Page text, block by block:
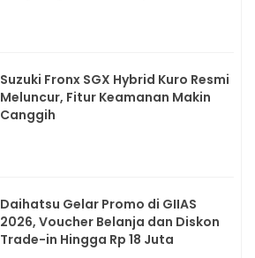
Suzuki Fronx SGX Hybrid Kuro Resmi
Meluncur, Fitur Keamanan Makin
Canggih
Daihatsu Gelar Promo di GIIAS
2026, Voucher Belanja dan Diskon
Trade-in Hingga Rp 18 Juta